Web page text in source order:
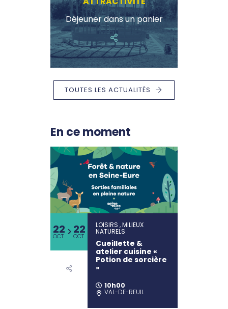
Déjeuner dans un panier
TOUTES LES ACTUALITÉS
En ce moment
22
OCT. 22
OCT.
LOISIRS , MILIEUX
NATURELS
Cueillette &
atelier cuisine «
Potion de sorcière
»
10h00
VAL-DE-REUIL